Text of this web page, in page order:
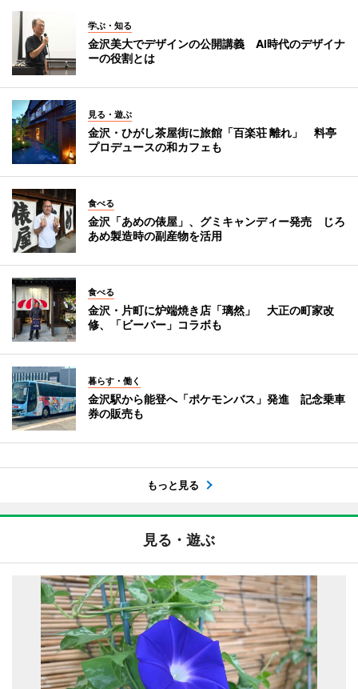
学ぶ・知る
金沢美大でデザインの公開講義 AI時代のデザイナ
ーの役割とは
見る・遊ぶ
金沢・ひがし茶屋街に旅館「百楽荘 離れ」 料亭
プロデュースの和カフェも
食べる
金沢「あめの俵屋」、グミキャンディー発売 じろ
あめ製造時の副産物を活用
食べる
金沢・片町に炉端焼き店「璃然」 大正の町家改
修、「ビーバー」コラボも
暮らす・働く
金沢駅から能登へ「ポケモンバス」発進 記念乗車
券の販売も
もっと見る
見る・遊ぶ